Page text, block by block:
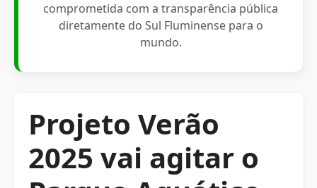
comprometida com a transparência pública
diretamente do Sul Fluminense para o
mundo.
Projeto Verão
2025 vai agitar o